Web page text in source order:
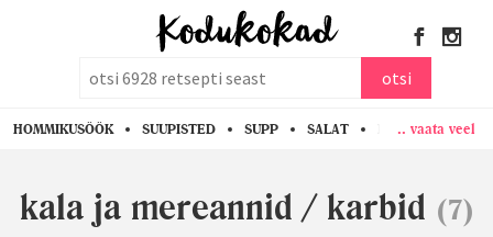
otsi
HOMMIKUSÖÖK SUUPISTED SUPP SALAT PASTA KANA
.. vaata veel
kala ja mereannid / karbid (7)